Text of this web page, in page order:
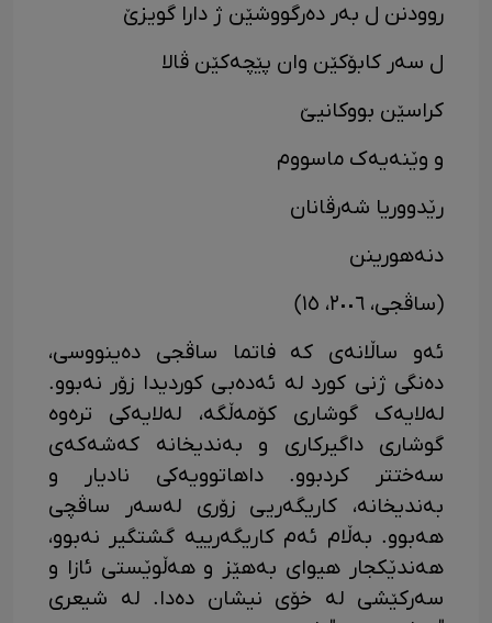
روودنن ل بەر دەرگووشێن ژ دارا گویزێ
ل سەر کابۆکێن وان پێچەکێن ڤالا
کراسێن بووکانیێ
و وێنەیەک ماسووم
رێدووریا شەرڤانان
دنەهورینن
(ساڤجی، ٢٠٠٦، ١٥)
ئەو ساڵانەی کە فاتما ساڤجی دەینووسی،
دەنگی ژنی کورد لە ئەدەبی کوردیدا زۆر نەبوو.
لەلایەک گوشاری کۆمەڵگە، لەلایەکی ترەوە
گوشاری داگیرکاری و بەندیخانە کەشەکەی
سەختتر کردبوو. داهاتوویەکی نادیار و
بەندیخانە، کاریگەریی زۆری لەسەر ساڤچی
هەبوو. بەڵام ئەم کاریگەرییە گشتگیر نەبوو،
هەندێکجار هیوای بەهێز و هەڵوێستی ئازا و
سەرکێشی لە خۆی نیشان دەدا. لە شیعری